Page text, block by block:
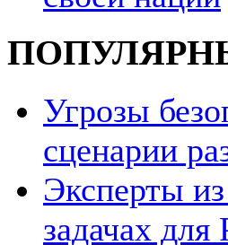
Угрозы
сценарии
Эксперты
задачах